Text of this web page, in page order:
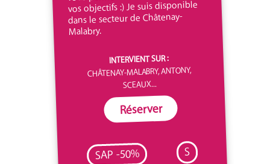
vos objectifs :) Je suis disponible
dans le secteur de Châtenay-
Malabry.
INTERVIENT SUR :
CHÂTENAY-MALABRY, ANTONY,
SCEAUX...
Réserver
SAP -50% S